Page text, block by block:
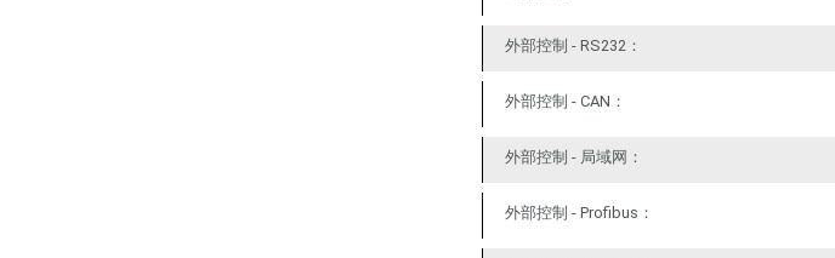
外部控制 - RS232：
外部控制 - CAN：
外部控制 - 局域网：
外部控制 - Profibus：